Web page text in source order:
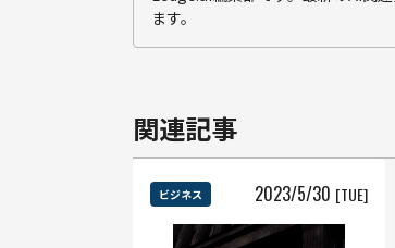
ます。
関連記事
ビジネス 2023/5/30 [TUE]